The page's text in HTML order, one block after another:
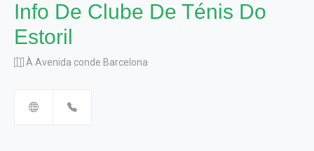
Info De Clube De Ténis Do
Estoril
À Avenida conde Barcelona